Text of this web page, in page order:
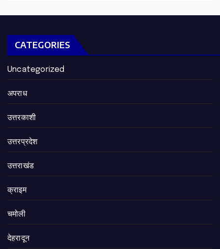
CATEGORIES
Uncategorized
अपराध
उत्तरकाशी
उत्तरप्रदेश
उत्तराखंड
क्राइम
चमोली
देहरादून